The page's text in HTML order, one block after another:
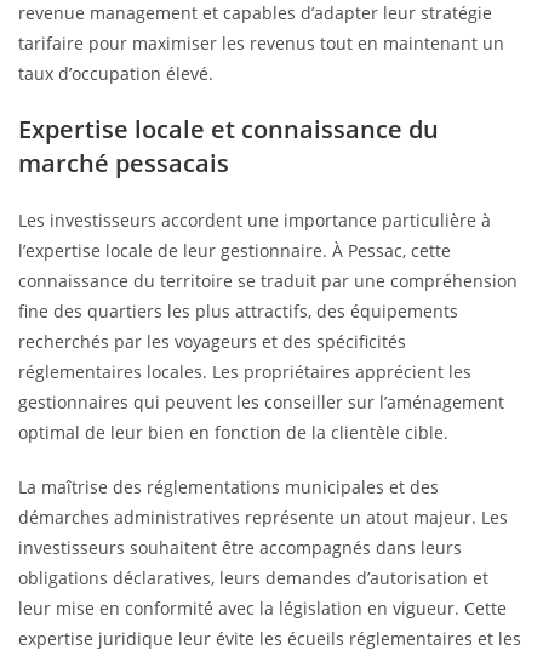
revenue management et capables d’adapter leur stratégie
tarifaire pour maximiser les revenus tout en maintenant un
taux d’occupation élevé.
Expertise locale et connaissance du
marché pessacais
Les investisseurs accordent une importance particulière à
l’expertise locale de leur gestionnaire. À Pessac, cette
connaissance du territoire se traduit par une compréhension
fine des quartiers les plus attractifs, des équipements
recherchés par les voyageurs et des spécificités
réglementaires locales. Les propriétaires apprécient les
gestionnaires qui peuvent les conseiller sur l’aménagement
optimal de leur bien en fonction de la clientèle cible.
La maîtrise des réglementations municipales et des
démarches administratives représente un atout majeur. Les
investisseurs souhaitent être accompagnés dans leurs
obligations déclaratives, leurs demandes d’autorisation et
leur mise en conformité avec la législation en vigueur. Cette
expertise juridique leur évite les écueils réglementaires et les